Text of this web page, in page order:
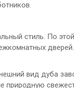
стиль. По
вид дуба
природную